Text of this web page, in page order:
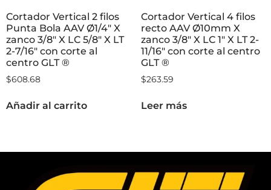
Cortador Vertical 2 filos
Punta Bola AAV Ø1/4″ X
zanco 3/8″ X LC 5/8″ X LT
2-7/16″ con corte al
centro GLT ®
$608.68
Añadir al carrito
Cortador Vertical 4 filos
recto AAV Ø10mm X
zanco 3/8″ X LC 1″ X LT 2-
11/16″ con corte al centro
GLT ®
$263.59
Leer más